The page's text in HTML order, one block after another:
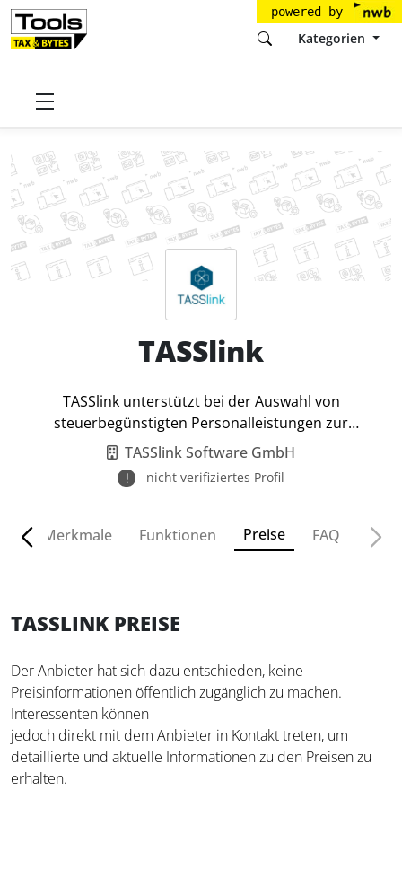
powered by
Kategorien
Startseite
TASSlink
TASSlink unterstützt bei der Auswahl von
steuerbegünstigten Personalleistungen zur
Kostensenkung.
TASSlink Software GmbH
nicht verifiziertes Profil
Merkmale Funktionen Preise FAQ
TASSLINK PREISE
Der Anbieter hat sich dazu entschieden, keine
Preisinformationen öffentlich zugänglich zu machen.
Interessenten können
jedoch direkt mit dem Anbieter in Kontakt treten, um
detaillierte und aktuelle Informationen zu den Preisen zu
erhalten.